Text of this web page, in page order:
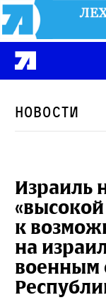
Новости
Израиль
к
на
военным